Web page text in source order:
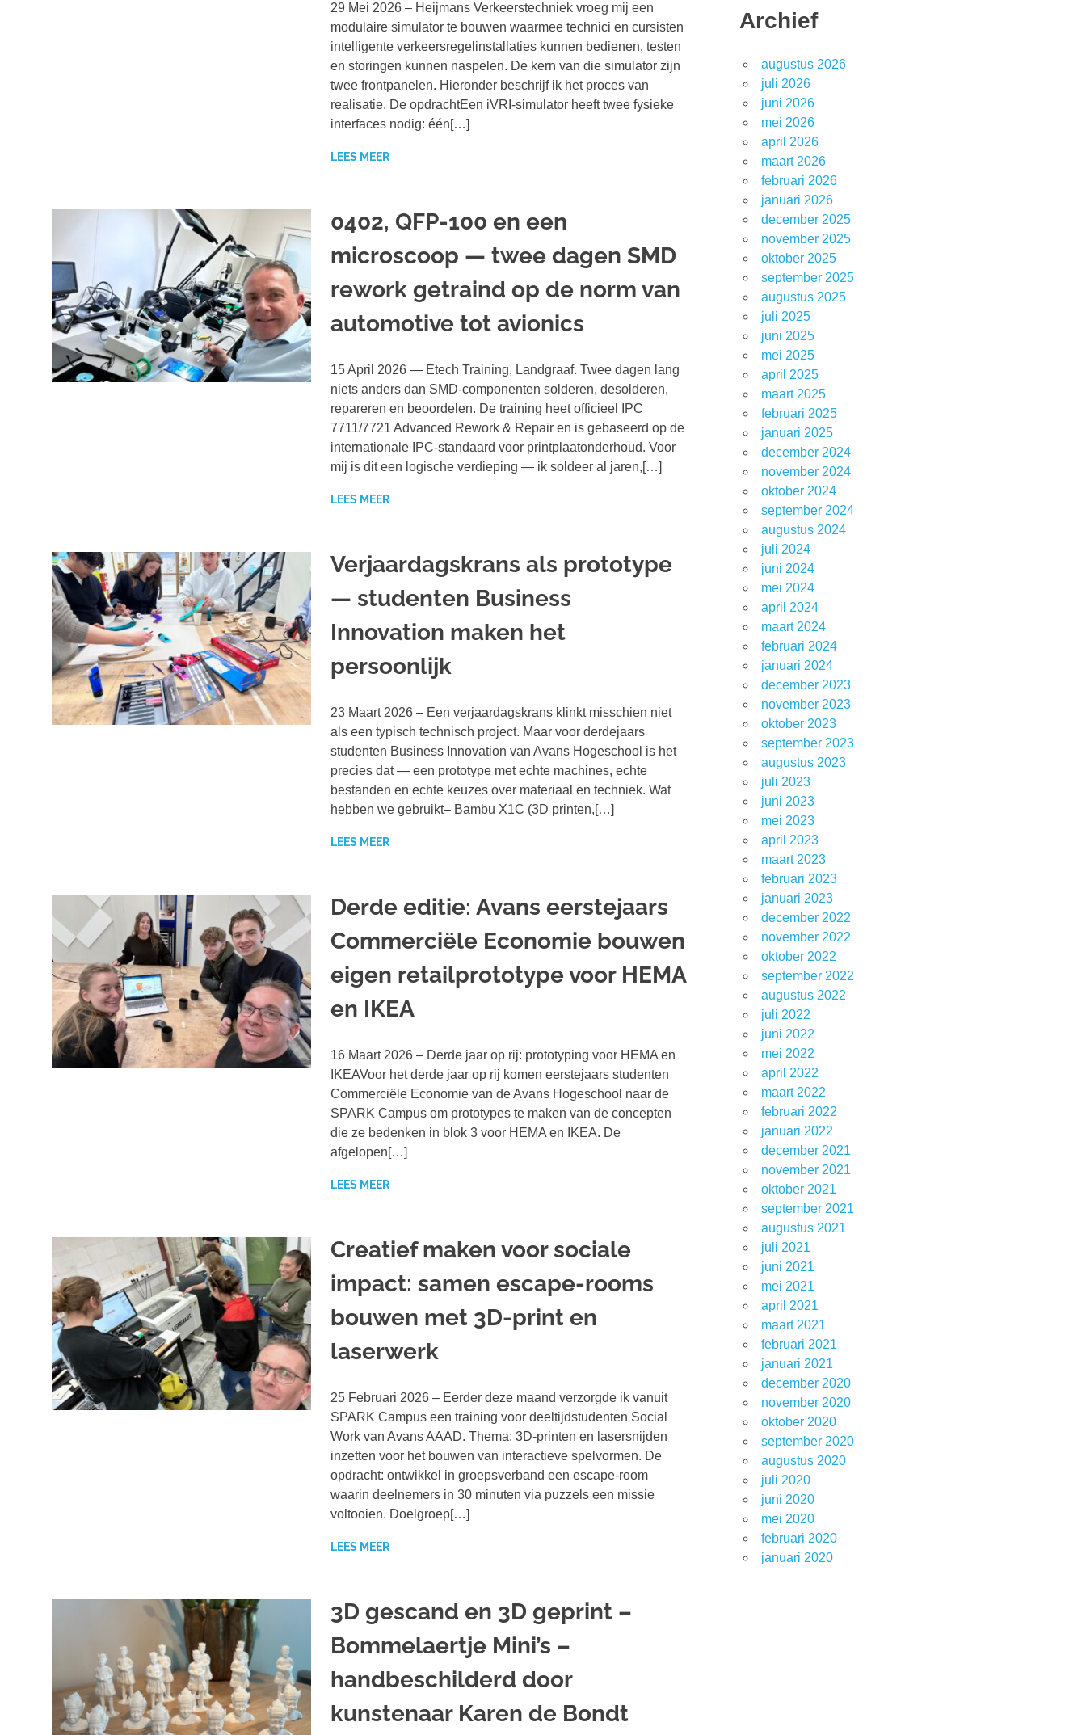
29 Mei 2026 – Heijmans Verkeerstechniek vroeg mij een
modulaire simulator te bouwen waarmee technici en cursisten
intelligente verkeersregelinstallaties kunnen bedienen, testen
en storingen kunnen naspelen. De kern van die simulator zijn
twee frontpanelen. Hieronder beschrijf ik het proces van
realisatie. De opdrachtEen iVRI-simulator heeft twee fysieke
interfaces nodig: één[…]
LEES MEER
0402, QFP-100 en een
microscoop — twee dagen SMD
rework getraind op de norm van
automotive tot avionics
15 April 2026 — Etech Training, Landgraaf. Twee dagen lang
niets anders dan SMD-componenten solderen, desolderen,
repareren en beoordelen. De training heet officieel IPC
7711/7721 Advanced Rework & Repair en is gebaseerd op de
internationale IPC-standaard voor printplaatonderhoud. Voor
mij is dit een logische verdieping — ik soldeer al jaren,[…]
LEES MEER
Verjaardagskrans als prototype
— studenten Business
Innovation maken het
persoonlijk
23 Maart 2026 – Een verjaardagskrans klinkt misschien niet
als een typisch technisch project. Maar voor derdejaars
studenten Business Innovation van Avans Hogeschool is het
precies dat — een prototype met echte machines, echte
bestanden en echte keuzes over materiaal en techniek. Wat
hebben we gebruikt– Bambu X1C (3D printen,[…]
LEES MEER
Derde editie: Avans eerstejaars
Commerciële Economie bouwen
eigen retailprototype voor HEMA
en IKEA
16 Maart 2026 – Derde jaar op rij: prototyping voor HEMA en
IKEAVoor het derde jaar op rij komen eerstejaars studenten
Commerciële Economie van de Avans Hogeschool naar de
SPARK Campus om prototypes te maken van de concepten
die ze bedenken in blok 3 voor HEMA en IKEA. De
afgelopen[…]
LEES MEER
Creatief maken voor sociale
impact: samen escape-rooms
bouwen met 3D-print en
laserwerk
25 Februari 2026 – Eerder deze maand verzorgde ik vanuit
SPARK Campus een training voor deeltijdstudenten Social
Work van Avans AAAD. Thema: 3D-printen en lasersnijden
inzetten voor het bouwen van interactieve spelvormen. De
opdracht: ontwikkel in groepsverband een escape-room
waarin deelnemers in 30 minuten via puzzels een missie
voltooien. Doelgroep[…]
LEES MEER
3D gescand en 3D geprint –
Bommelaertje Mini’s –
handbeschilderd door
kunstenaar Karen de Bondt
Archief
augustus 2026
juli 2026
juni 2026
mei 2026
april 2026
maart 2026
februari 2026
januari 2026
december 2025
november 2025
oktober 2025
september 2025
augustus 2025
juli 2025
juni 2025
mei 2025
april 2025
maart 2025
februari 2025
januari 2025
december 2024
november 2024
oktober 2024
september 2024
augustus 2024
juli 2024
juni 2024
mei 2024
april 2024
maart 2024
februari 2024
januari 2024
december 2023
november 2023
oktober 2023
september 2023
augustus 2023
juli 2023
juni 2023
mei 2023
april 2023
maart 2023
februari 2023
januari 2023
december 2022
november 2022
oktober 2022
september 2022
augustus 2022
juli 2022
juni 2022
mei 2022
april 2022
maart 2022
februari 2022
januari 2022
december 2021
november 2021
oktober 2021
september 2021
augustus 2021
juli 2021
juni 2021
mei 2021
april 2021
maart 2021
februari 2021
januari 2021
december 2020
november 2020
oktober 2020
september 2020
augustus 2020
juli 2020
juni 2020
mei 2020
februari 2020
januari 2020